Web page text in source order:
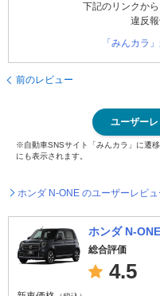
下記のリンクか
違反報
「みんカラ
前のレビュー
ユーザー
※自動車SNSサイト「みんカラ」に遷
にも表示されます。
ホンダ N-ONE のユーザーレビ
ホンダ N-ONE
総合評価
4.5